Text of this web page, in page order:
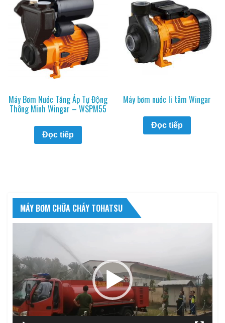
Máy Bơm Nước Tăng Áp Tự Động
Thông Minh Wingar – WSPM55
Đọc tiếp
Máy bơm nước li tâm Wingar
Đọc tiếp
MÁY BƠM CHỮA CHÁY TOHATSU
Video